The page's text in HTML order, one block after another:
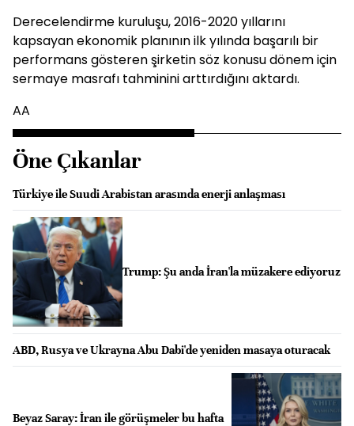
Derecelendirme kuruluşu, 2016-2020 yıllarını
kapsayan ekonomik planının ilk yılında başarılı bir
performans gösteren şirketin söz konusu dönem için
sermaye masrafı tahminini arttırdığını aktardı.
AA
Öne Çıkanlar
Türkiye ile Suudi Arabistan arasında enerji anlaşması
Trump: Şu anda İran'la müzakere ediyoruz
ABD, Rusya ve Ukrayna Abu Dabi'de yeniden masaya oturacak
Beyaz Saray: İran ile görüşmeler bu hafta